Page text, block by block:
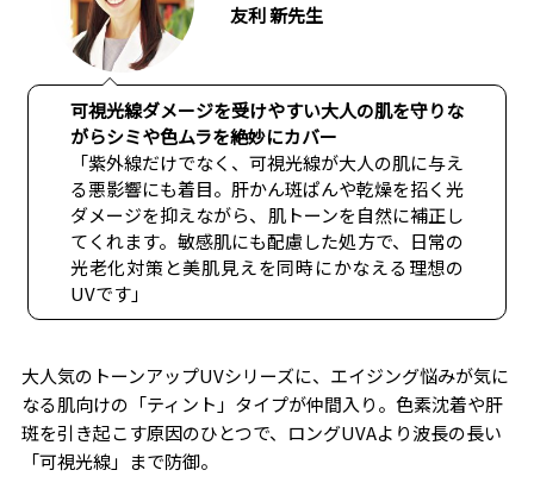
友利 新先生
可視光線ダメージを受けやすい大人の肌を守りな
がらシミや色ムラを絶妙にカバー
「紫外線だけでなく、可視光線が大人の肌に与え
る悪影響にも着目。肝かん斑ぱんや乾燥を招く光
ダメージを抑えながら、肌トーンを自然に補正し
てくれます。敏感肌にも配慮した処方で、日常の
光老化対策と美肌見えを同時にかなえる理想の
UVです」
大人気のトーンアップUVシリーズに、エイジング悩みが気に
なる肌向けの「ティント」タイプが仲間入り。色素沈着や肝
斑を引き起こす原因のひとつで、ロングUVAより波長の長い
「可視光線」まで防御。